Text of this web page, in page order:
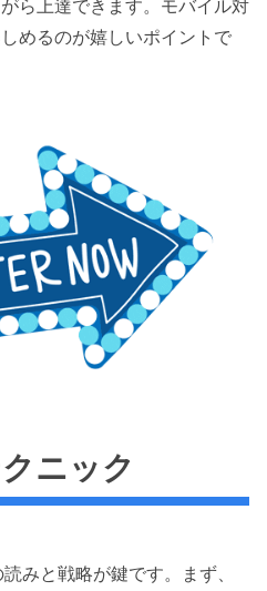
ら上達できます。モバイル対
めるのが嬉しいポイントで
ニック
みと戦略が鍵です。まず、